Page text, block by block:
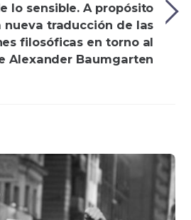
lo sensible. A propósito
nueva traducción de las
filosóficas en torno al
Alexander Baumgarten